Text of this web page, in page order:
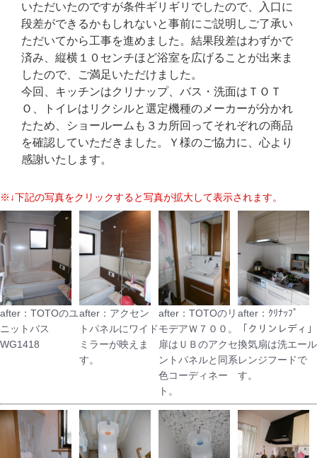
いただいたのですが条件ギリギリでしたので、入口に
段差ができるかもしれないと事前にご説明しご了承い
ただいてから工事を進めました。結果段差はわずかで
済み、縦横１０センチほど浴室を広げることが出来ま
したので、ご満足いただけました。
今回、キッチンはクリナップ、バス・洗面はＴＯＴ
Ｏ、トイレはリクシルと選定機種のメーカーが分かれ
たため、ショールームも３カ所回ってそれぞれの商品
を確認していただきました。Ｙ様のご協力に、心より
感謝いたします。
※↓下記の写真をクリックすると写真が拡大して表示されます。
after：TOTOのユ
ニットバス
WG1418
after：アクセン
トパネルにワイド
ミラーが映えま
す。
after：TOTOのリ
モデアＷ７００。
扉はＵＢのアクセ
ントパネルと同系
色コーディネー
ト。
after：ｸﾘﾅｯﾌﾟ
「クリンレディ」
換気扇は洗エール
レンジフードで
す。